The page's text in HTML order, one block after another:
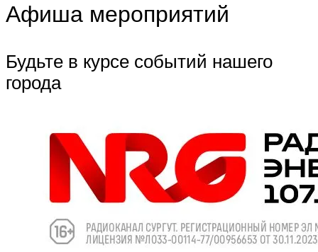
Афиша мероприятий
Будьте в курсе событий нашего
города